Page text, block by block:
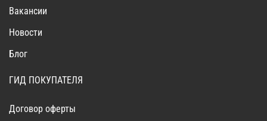
Вакансии
Новости
Блог
ГИД ПОКУПАТЕЛЯ
Договор оферты